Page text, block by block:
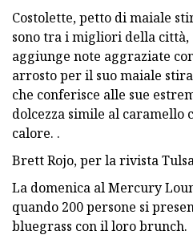
Costolette, petto di maiale
sono tra i migliori della città,
aggiunge note aggraziate
arrosto per il suo maiale
che conferisce alle sue
dolcezza simile al caramello
calore. .
Brett Rojo, per la rivista
La domenica al Mercury
quando 200 persone si
bluegrass con il loro brunch.